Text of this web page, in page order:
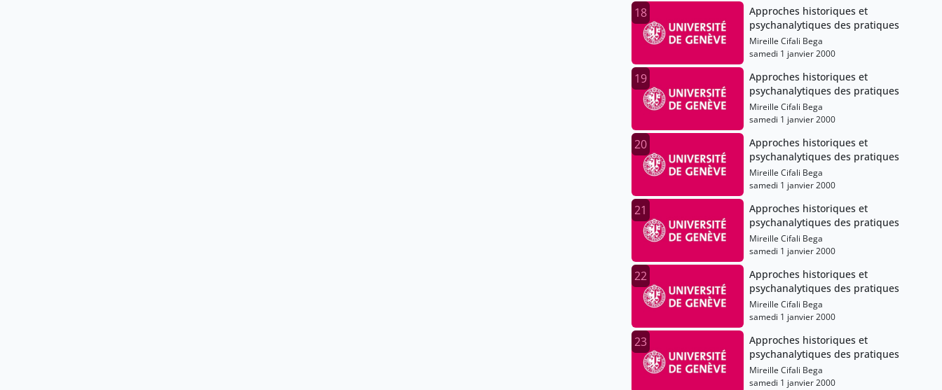
18
Approches historiques et
psychanalytiques des pratiques
Mireille Cifali Bega
samedi 1 janvier 2000
19
Approches historiques et
psychanalytiques des pratiques
Mireille Cifali Bega
samedi 1 janvier 2000
20
Approches historiques et
psychanalytiques des pratiques
Mireille Cifali Bega
samedi 1 janvier 2000
21
Approches historiques et
psychanalytiques des pratiques
Mireille Cifali Bega
samedi 1 janvier 2000
22
Approches historiques et
psychanalytiques des pratiques
Mireille Cifali Bega
samedi 1 janvier 2000
23
Approches historiques et
psychanalytiques des pratiques
Mireille Cifali Bega
samedi 1 janvier 2000